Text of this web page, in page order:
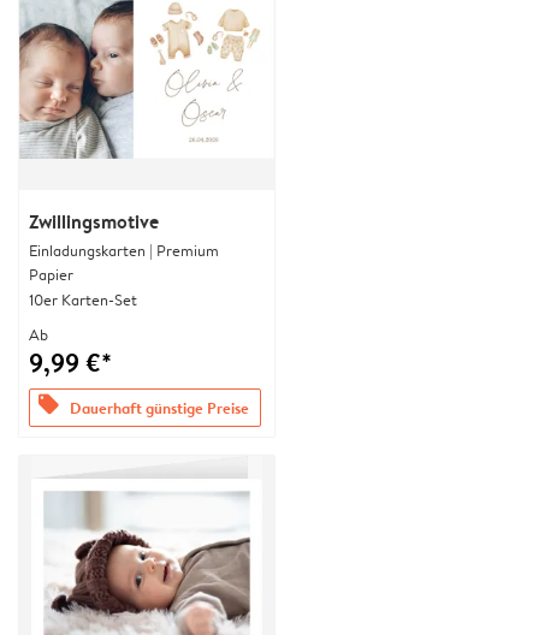
Zwillingsmotive
Einladungskarten | Premium
Papier
10er Karten-Set
Ab
9,99 €*
offers Dauerhaft günstige Preise